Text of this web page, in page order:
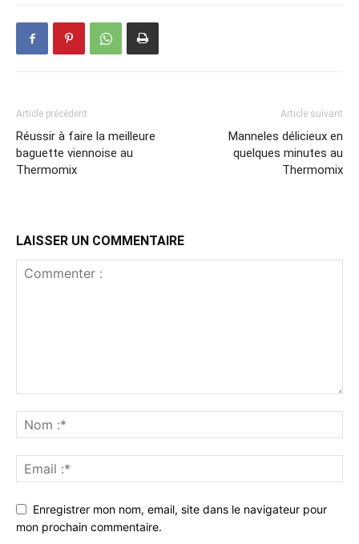
Article précédent
Réussir à faire la meilleure
baguette viennoise au
Thermomix
Article suivant
Manneles délicieux en
quelques minutes au
Thermomix
LAISSER UN COMMENTAIRE
Enregistrer mon nom, email, site dans le navigateur pour
mon prochain commentaire.